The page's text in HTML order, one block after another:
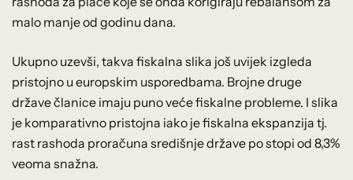
malo manje od godinu dana.
Ukupno uzevši, takva fiskalna slika još uvijek izgleda
pristojno u europskim usporedbama. Brojne druge
države članice imaju puno veće fiskalne probleme. I slika
je komparativno pristojna iako je fiskalna ekspanzija tj.
rast rashoda proračuna središnje države po stopi od 8,3%
veoma snažna.